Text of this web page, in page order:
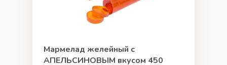
Мармелад желейный с
АПЕЛЬСИНОВЫМ вкусом 450